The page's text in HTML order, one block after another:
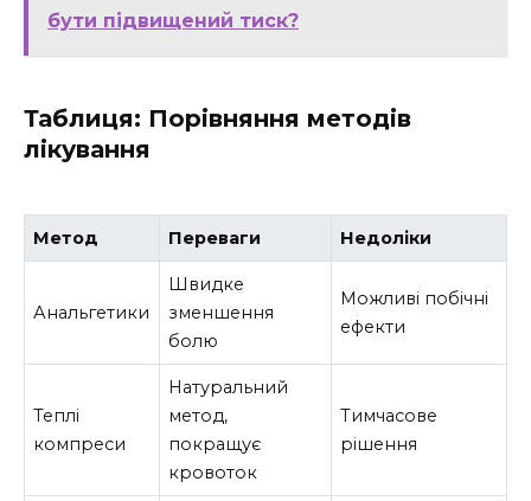
бути підвищений тиск?
Таблиця: Порівняння методів
лікування
Метод Переваги Недоліки
Анальгетики
Швидке
зменшення
болю
Можливі побічні
ефекти
Теплі
компреси
Натуральний
метод,
покращує
кровоток
Тимчасове
рішення